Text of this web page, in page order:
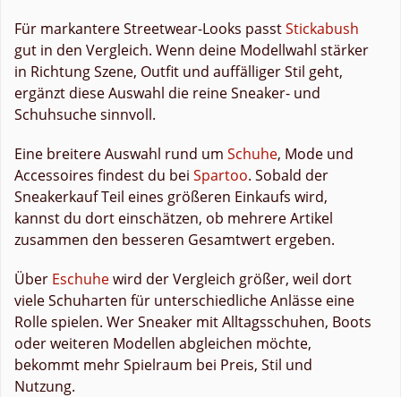
Für markantere Streetwear-Looks passtStickabush
gut in den Vergleich. Wenn deine Modellwahl stärker
in Richtung Szene, Outfit und auffälliger Stil geht,
ergänzt diese Auswahl die reine Sneaker- und
Schuhsuche sinnvoll.
Eine breitere Auswahl rund um Schuhe, Mode und
Accessoires findest du bei Spartoo. Sobald der
Sneakerkauf Teil eines größeren Einkaufs wird,
kannst du dort einschätzen, ob mehrere Artikel
zusammen den besseren Gesamtwert ergeben.
Über Eschuhewird der Vergleich größer, weil dort
viele Schuharten für unterschiedliche Anlässe eine
Rolle spielen. Wer Sneaker mit Alltagsschuhen, Boots
oder weiteren Modellen abgleichen möchte,
bekommt mehr Spielraum bei Preis, Stil und
Nutzung.